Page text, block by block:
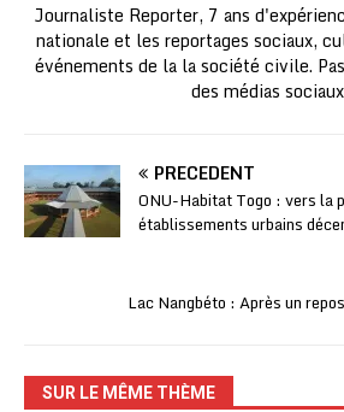
Journaliste Reporter, 7 ans
nationale et les reportages sociaux,
événements de la la société civile.
des médias
PRÉCÉDENT
ONU-Habitat Togo : vers la
établissements urbains
Lac Nangbéto : Après un
SUR LE MÊME THÈME